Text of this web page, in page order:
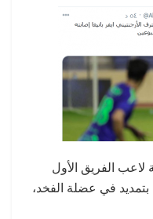
الفريق الأول
بتمديد في عضلة الفخد،